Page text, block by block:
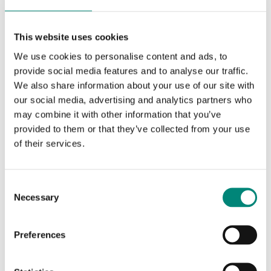
This website uses cookies
We use cookies to personalise content and ads, to
provide social media features and to analyse our traffic.
We also share information about your use of our site with
our social media, advertising and analytics partners who
may combine it with other information that you’ve
provided to them or that they’ve collected from your use
of their services.
Necessary
Preferences
Marquages gravés
conteneur individuellement. Les marquages gravés sont
durables et sont gravés dans la paroi extérieure du
conteneur. De nombreux clients choisissent de faire
graver des numéros de série, le nom de leur entreprise,
l'emplacement de leur usine ou d'autres informations sur
leurs bacs Saeplast.